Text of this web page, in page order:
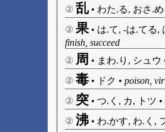
② 乱• わた.る, おさ.
② 果 • は.て, -は.てる,
finish, succeed
② 周 • まわ.り, シュウ
② 毒 • ドク • poison,
② 突 • つ.く, カ, トツ •
② 沸 • わ.かす, わ.く,